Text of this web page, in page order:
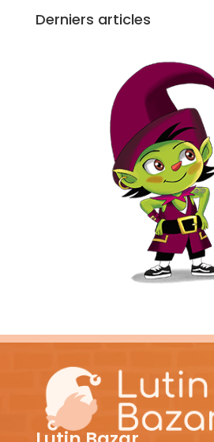
Derniers articles